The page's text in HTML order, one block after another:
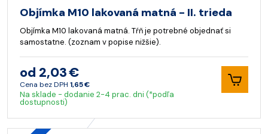
Objímka M10 lakovaná matná - II. trieda
Objímka M10 lakovaná matná. Tŕň je potrebné objednať si
samostatne. (zoznam v popise nižšie).
od 2,03 €
Cena bez DPH 1,65 €
Na sklade - dodanie 2-4 prac. dni (*podľa
dostupnosti)